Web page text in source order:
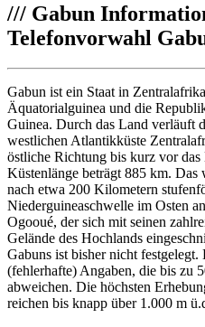
/// Gabun
Telefonvorwahl
Gabun ist ein Staat in
Äquatorialguinea und die
Guinea. Durch das Land verläuft
westlichen Atlantikküste
östliche Richtung bis kurz vor
Küstenlänge beträgt 885 km.
nach etwa 200 Kilometern
Niederguineaschwelle im Osten
Ogooué, der sich mit seinen
Gelände des Hochlands
Gabuns ist bisher nicht festgelegt.
(fehlerhafte) Angaben, die bis zu
abweichen. Die höchsten
reichen bis knapp über 1.000 m